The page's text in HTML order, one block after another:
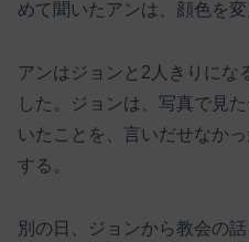
めて聞いたアンは、顔色を変
アンはジョンと2人きりにな
した。ジョンは、写真で見
いたことを、言いだせなか
する。
別の日、ジョンから教会の